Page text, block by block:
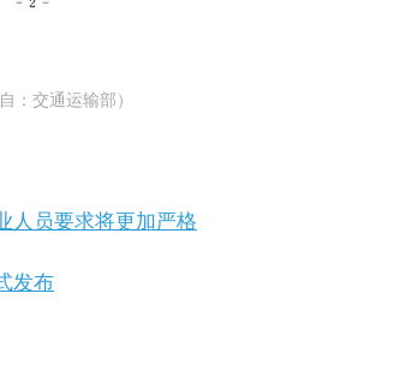
：交通运输部）
人员要求将更加严格
发布